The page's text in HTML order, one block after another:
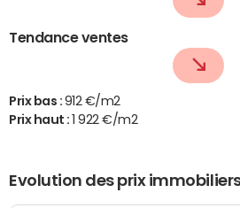
Tendance ventes
Prix bas : 912 €/m2
Prix haut :
1 922 €/m2
Evolution des prix